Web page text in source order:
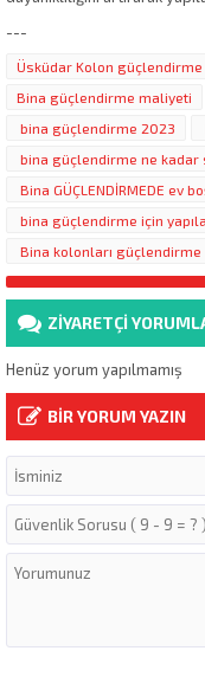
---
Üsküdar Kolon güçlendirme
Bina güçlendirme maliyeti
bina güçlendirme 2023
bina güçlendirme ne kadar
Bina GÜÇLENDİRMEDE ev
bina güçlendirme için
Bina kolonları güçlendirme
ZİYARETÇİ
Henüz yorum yapılmamış
BİR YORUM YAZIN